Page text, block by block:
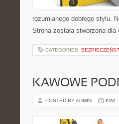
rozumianego dobrego stylu.
Strona została stworzona
CATEGORIES:
KAWOWE
POSTED BY ADMIN KWI